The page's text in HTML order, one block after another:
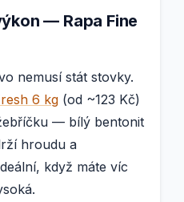
— Rapa Fine
nemusí stát stovky.
6 kg (od ~123 Kč)
— bílý bentonit
hroudu a
když máte víc